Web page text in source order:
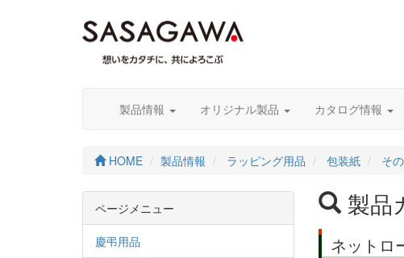
製品情報 オリジナル製品 カタログ情報
HOME 製品情報 ラッピング用品 包装紙 そ
ページメニュー
慶弔用品
製品
ネット